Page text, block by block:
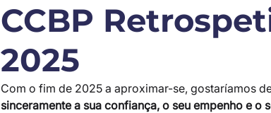
CCBP
2025
Com o fim de 2025 a aproximar-se, gostaríamos
sinceramente a sua confiança, o seu empenho e